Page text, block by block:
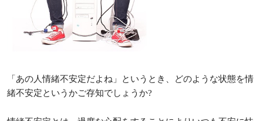
「あの人情緒不安定だよね」というとき、どのような状態を情
緒不安定というかご存知でしょうか?